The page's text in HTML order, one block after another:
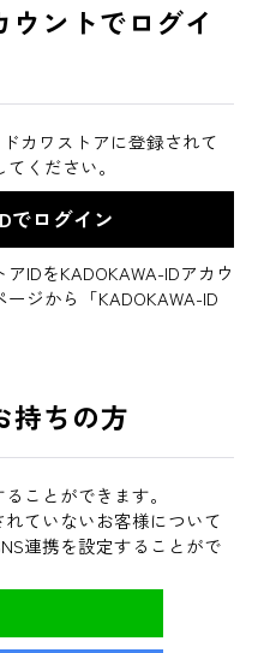
ウントでログイ
カワストアに登録されて
ください。
IDをKADOKAWA-IDアカウ
ジから「KADOKAWA-ID
持ちの方
ことができます。
ていないお客様について
連携を設定することがで